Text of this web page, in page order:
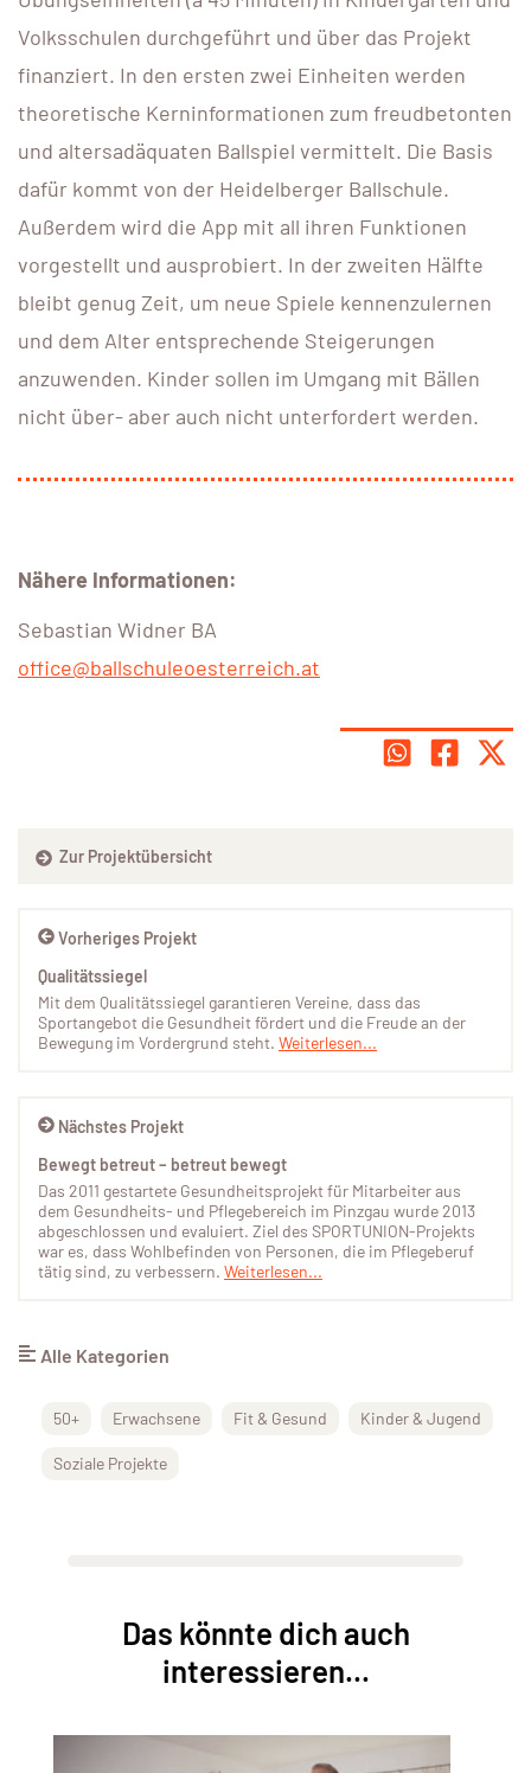
Volksschulen durchgeführt und über das Projekt
finanziert. In den ersten zwei Einheiten werden
theoretische Kerninformationen zum freudbetonten
und altersadäquaten Ballspiel vermittelt. Die Basis
dafür kommt von der Heidelberger Ballschule.
Außerdem wird die App mit all ihren Funktionen
vorgestellt und ausprobiert. In der zweiten Hälfte
bleibt genug Zeit, um neue Spiele kennenzulernen
und dem Alter entsprechende Steigerungen
anzuwenden. Kinder sollen im Umgang mit Bällen
nicht über- aber auch nicht unterfordert werden.
Nähere Informationen:
Sebastian Widner BA
office@ballschuleoesterreich.at
Zur Projektübersicht
Nächstes Projekt
Bewegt betreut – betreut bewegt
Das 2011 gestartete Gesundheitsprojekt für Mitarbeiter aus
dem Gesundheits- und Pflegebereich im Pinzgau wurde 2013
abgeschlossen und evaluiert. Ziel des SPORTUNION-Projekts
war es, dass Wohlbefinden von Personen, die im Pflegeberuf
tätig sind, zu verbessern. Weiterlesen...
Vorheriges Projekt
Qualitätssiegel
Mit dem Qualitätssiegel garantieren Vereine, dass das
Sportangebot die Gesundheit fördert und die Freude an der
Bewegung im Vordergrund steht. Weiterlesen...
Alle Kategorien
50+ Erwachsene Fit & Gesund Kinder & Jugend
Soziale Projekte
Das könnte dich auch
interessieren...